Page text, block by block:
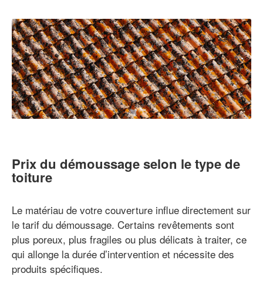
Prix du démoussage selon le type de
toiture
Le matériau de votre couverture influe directement sur
le tarif du démoussage. Certains revêtements sont
plus poreux, plus fragiles ou plus délicats à traiter, ce
qui allonge la durée d’intervention et nécessite des
produits spécifiques.